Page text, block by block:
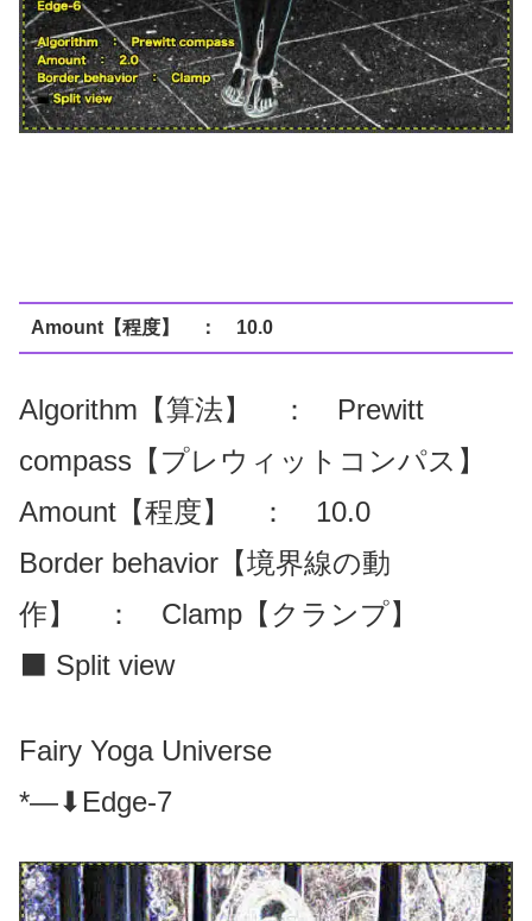
Amount【程度】 ： 10.0
Algorithm【算法】 ： Prewitt
compass【プレウィットコンパス】
Amount【程度】 ： 10.0
Border behavior【境界線の動
作】 ： Clamp【クランプ】
⬛ Split view
Fairy Yoga Universe
*—⬇Edge-7